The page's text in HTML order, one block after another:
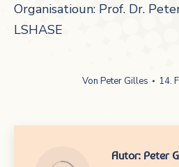
Organisatioun: Prof. Dr.
LSHASE
Von Peter Gilles 14.
Autor: Peter